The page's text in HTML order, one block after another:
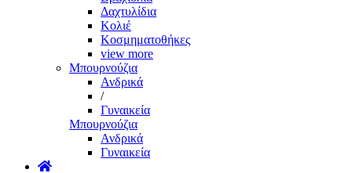
Δαχτυλίδια
Κολιέ
Κοσμηματοθήκες
view more
Μπουρνούζια
Ανδρικά
/
Γυναικεία
Μπουρνούζια
Ανδρικά
Γυναικεία